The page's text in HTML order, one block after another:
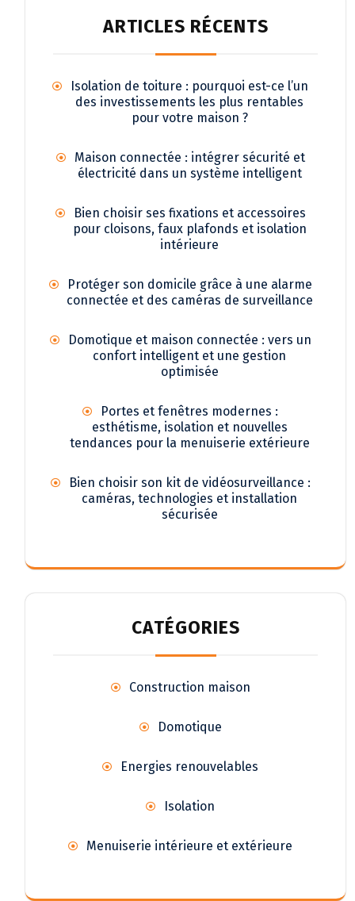
ARTICLES RÉCENTS
Isolation de toiture : pourquoi est-ce l’un
des investissements les plus rentables
pour votre maison ?
Maison connectée : intégrer sécurité et
électricité dans un système intelligent
Bien choisir ses fixations et accessoires
pour cloisons, faux plafonds et isolation
intérieure
Protéger son domicile grâce à une alarme
connectée et des caméras de surveillance
Domotique et maison connectée : vers un
confort intelligent et une gestion
optimisée
Portes et fenêtres modernes :
esthétisme, isolation et nouvelles
tendances pour la menuiserie extérieure
Bien choisir son kit de vidéosurveillance :
caméras, technologies et installation
sécurisée
CATÉGORIES
Construction maison
Domotique
Energies renouvelables
Isolation
Menuiserie intérieure et extérieure